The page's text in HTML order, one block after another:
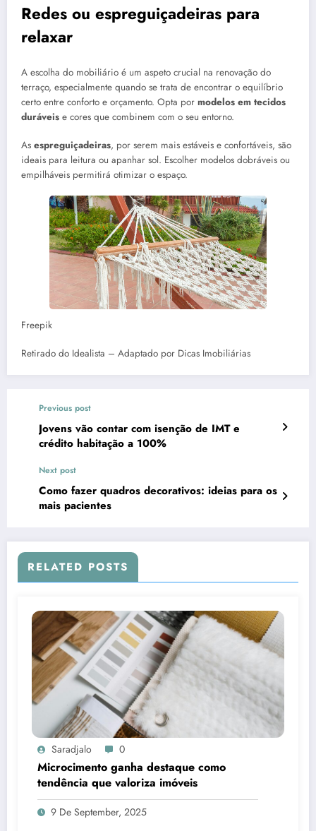
Redes ou espreguiçadeiras para
relaxar
A escolha do mobiliário é um aspeto crucial na renovação do
terraço, especialmente quando se trata de encontrar o equilíbrio
certo entre conforto e orçamento. Opta por modelos em tecidos
duráveis e cores que combinem com o seu entorno.
As espreguiçadeiras, por serem mais estáveis e confortáveis, são
ideais para leitura ou apanhar sol. Escolher modelos dobráveis ou
empilháveis permitirá otimizar o espaço.
Freepik
Retirado do Idealista – Adaptado por Dicas Imobiliárias
Previous post
Jovens vão contar com isenção de IMT e
crédito habitação a 100%
Next post
Como fazer quadros decorativos: ideias para os
mais pacientes
RELATED POSTS
Saradjalo 0
Microcimento ganha destaque como
tendência que valoriza imóveis
9 De September, 2025